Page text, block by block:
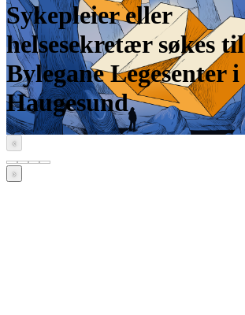
Sykepleier eller
helsesekretær søkes til
Bylegane Legesenter i
Haugesund
‹
›